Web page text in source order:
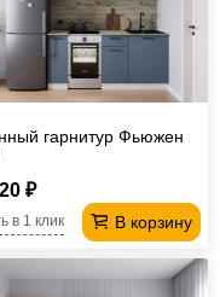
гарнитур Фьюжен
₽
В корзину
в 1 клик